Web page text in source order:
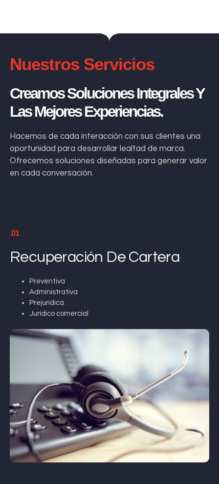
Nuestros Servicios
Creamos Soluciones Integrales Y
Las Mejores Experiencias.
Hacemos de cada interacción con sus clientes una
oportunidad para desarrollar lealtad de marca.
Ofrecemos soluciones diseñadas para generar valor
en cada conversación.
.01
Recuperación De Cartera
Preventiva
Administrativa
Prejurídica
Jurídico comercial